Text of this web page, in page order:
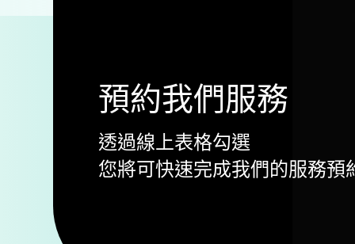
預約我們服務
透過線上表格勾選
您將可快速完成我們的服務預